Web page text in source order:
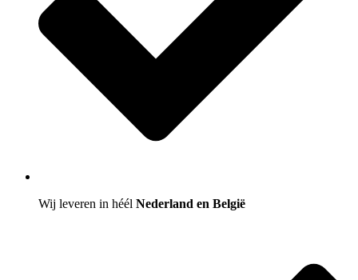
Wij leveren in héél Nederland en België